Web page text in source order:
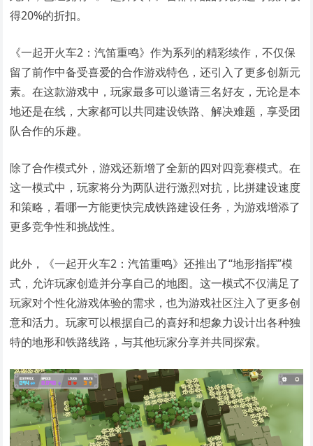
得20%的折扣。
《一起开火车2：汽笛重鸣》作为系列的精彩续作，不仅保
留了前作中备受喜爱的合作游戏特色，还引入了更多创新元
素。在这款游戏中，玩家最多可以邀请三名好友，无论是本
地还是在线，大家都可以共同建设铁路、解决难题，享受团
队合作的乐趣。
除了合作模式外，游戏还新增了全新的四对四竞赛模式。在
这一模式中，玩家将分为两队进行激烈对抗，比拼建设速度
和策略，看哪一方能更快完成铁路建设任务，为游戏增添了
更多竞争性和挑战性。
此外，《一起开火车2：汽笛重鸣》还推出了“地形指挥”模
式，允许玩家创造并分享自己的地图。这一模式不仅满足了
玩家对个性化游戏体验的需求，也为游戏社区注入了更多创
意和活力。玩家可以根据自己的喜好和想象力设计出各种独
特的地形和铁路线路，与其他玩家分享并共同探索。